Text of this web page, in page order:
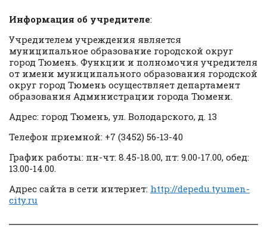
Информация об учредителе:
Учредителем учреждения является
муниципальное образование городской округ
город Тюмень. Функции и полномочия учредителя
от имени муниципального образования городской
округ город Тюмень осуществляет департамент
образования Администрации города Тюмени.
Адрес: город Тюмень, ул. Володарского, д. 13
Телефон приемной: +7 (3452) 56-13-40
График работы: пн-чт: 8.45-18.00, пт: 9.00-17.00, обед:
13.00-14.00.
Адрес сайта в сети интернет: http://depedu.tyumen-
city.ru